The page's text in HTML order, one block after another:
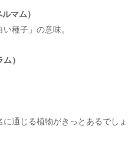
マム）
種子」の意味。
）
通じる植物がきっとあるでしょ